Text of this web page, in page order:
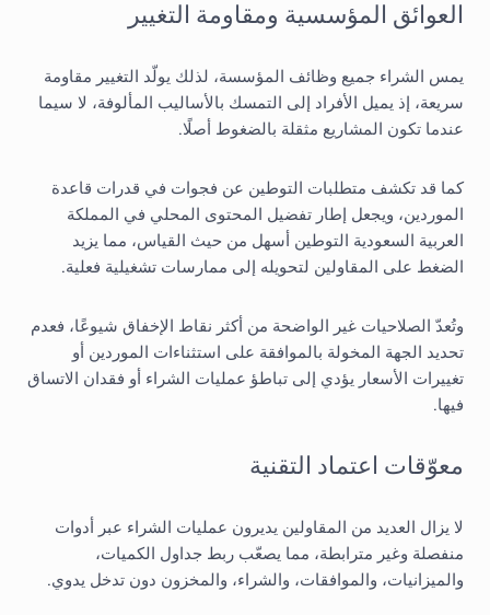
العوائق المؤسسية ومقاومة التغيير
يمس الشراء جميع وظائف المؤسسة، لذلك يولّد التغيير مقاومة
سريعة، إذ يميل الأفراد إلى التمسك بالأساليب المألوفة، لا سيما
عندما تكون المشاريع مثقلة بالضغوط أصلًا.
كما قد تكشف متطلبات التوطين عن فجوات في قدرات قاعدة
الموردين، ويجعل إطار تفضيل المحتوى المحلي في المملكة
العربية السعودية التوطين أسهل من حيث القياس، مما يزيد
الضغط على المقاولين لتحويله إلى ممارسات تشغيلية فعلية.
وتُعدّ الصلاحيات غير الواضحة من أكثر نقاط الإخفاق شيوعًا، فعدم
تحديد الجهة المخولة بالموافقة على استثناءات الموردين أو
تغييرات الأسعار يؤدي إلى تباطؤ عمليات الشراء أو فقدان الاتساق
فيها.
معوّقات اعتماد التقنية
لا يزال العديد من المقاولين يديرون عمليات الشراء عبر أدوات
منفصلة وغير مترابطة، مما يصعّب ربط جداول الكميات،
والميزانيات، والموافقات، والشراء، والمخزون دون تدخل يدوي.